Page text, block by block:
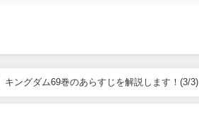
キングダム69巻のあらすじを解説します！(3/3)